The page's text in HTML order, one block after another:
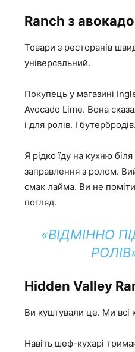
Ranch з
Товари з ресторанів
універсальний.
Покупець у магазині
Avocado Lime. Вона
і для ролів. І бутербродів.
Я рідко їду на кухню
заправлення з ролом.
смак лайма. Ви не
погляд.
«ВІДМІННО
Hidden Valley
Ви куштували це. Ми всі
Навіть шеф-кухарі